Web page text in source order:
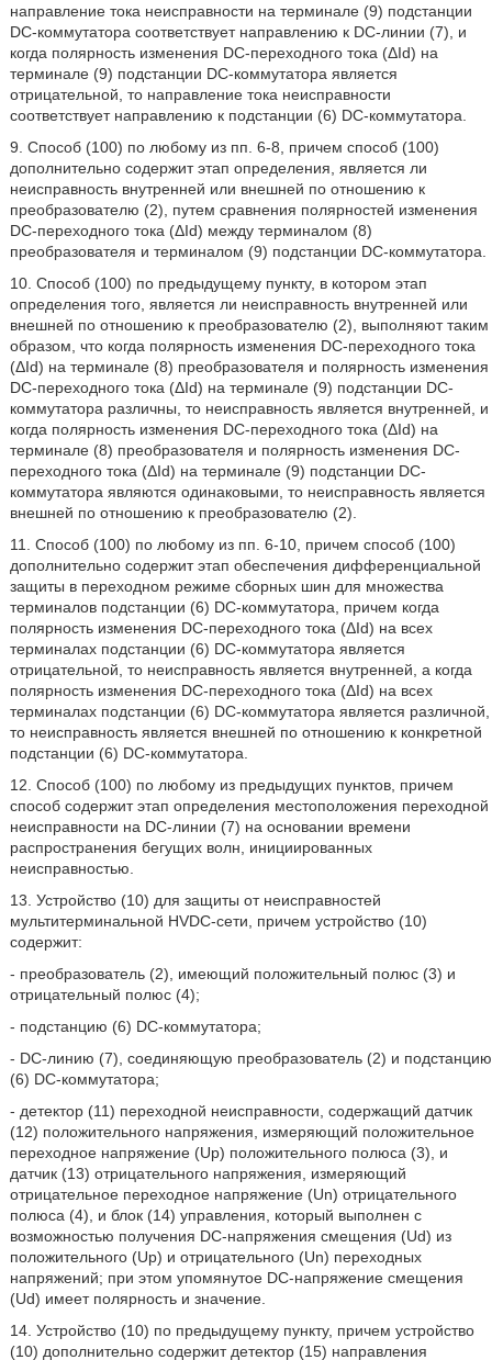
направление тока неисправности на терминале (9) подстанции
DC-коммутатора соответствует направлению к DC-линии (7), и
когда полярность изменения DC-переходного тока (ΔId) на
терминале (9) подстанции DC-коммутатора является
отрицательной, то направление тока неисправности
соответствует направлению к подстанции (6) DC-коммутатора.
9. Способ (100) по любому из пп. 6-8, причем способ (100)
дополнительно содержит этап определения, является ли
неисправность внутренней или внешней по отношению к
преобразователю (2), путем сравнения полярностей изменения
DC-переходного тока (ΔId) между терминалом (8)
преобразователя и терминалом (9) подстанции DC-коммутатора.
10. Способ (100) по предыдущему пункту, в котором этап
определения того, является ли неисправность внутренней или
внешней по отношению к преобразователю (2), выполняют таким
образом, что когда полярность изменения DC-переходного тока
(ΔId) на терминале (8) преобразователя и полярность изменения
DC-переходного тока (ΔId) на терминале (9) подстанции DC-
коммутатора различны, то неисправность является внутренней, и
когда полярность изменения DC-переходного тока (ΔId) на
терминале (8) преобразователя и полярность изменения DC-
переходного тока (ΔId) на терминале (9) подстанции DC-
коммутатора являются одинаковыми, то неисправность является
внешней по отношению к преобразователю (2).
11. Способ (100) по любому из пп. 6-10, причем способ (100)
дополнительно содержит этап обеспечения дифференциальной
защиты в переходном режиме сборных шин для множества
терминалов подстанции (6) DC-коммутатора, причем когда
полярность изменения DC-переходного тока (ΔId) на всех
терминалах подстанции (6) DC-коммутатора является
отрицательной, то неисправность является внутренней, а когда
полярность изменения DC-переходного тока (ΔId) на всех
терминалах подстанции (6) DC-коммутатора является различной,
то неисправность является внешней по отношению к конкретной
подстанции (6) DC-коммутатора.
12. Способ (100) по любому из предыдущих пунктов, причем
способ содержит этап определения местоположения переходной
неисправности на DC-линии (7) на основании времени
распространения бегущих волн, инициированных
неисправностью.
13. Устройство (10) для защиты от неисправностей
мультитерминальной HVDC-сети, причем устройство (10)
содержит:
- преобразователь (2), имеющий положительный полюс (3) и
отрицательный полюс (4);
- подстанцию (6) DC-коммутатора;
- DC-линию (7), соединяющую преобразователь (2) и подстанцию
(6) DC-коммутатора;
- детектор (11) переходной неисправности, содержащий датчик
(12) положительного напряжения, измеряющий положительное
переходное напряжение (Up) положительного полюса (3), и
датчик (13) отрицательного напряжения, измеряющий
отрицательное переходное напряжение (Un) отрицательного
полюса (4), и блок (14) управления, который выполнен с
возможностью получения DC-напряжения смещения (Ud) из
положительного (Up) и отрицательного (Un) переходных
напряжений; при этом упомянутое DC-напряжение смещения
(Ud) имеет полярность и значение.
14. Устройство (10) по предыдущему пункту, причем устройство
(10) дополнительно содержит детектор (15) направления